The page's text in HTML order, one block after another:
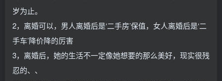
岁为止。
2，离婚可以，男人离婚后是‘二手房’保值，女人离婚后是‘二
手车’降价降的厉害
3，离婚后，她的生活不一定像她想要的那么美好，现实很残
忍的、、